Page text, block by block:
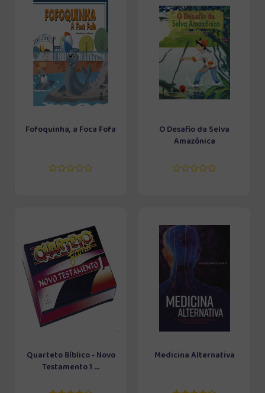
Fofoquinha, a Foca Fofa
O Desafio da Selva
Amazônica
Quarteto Bíblico - Novo
Testamento 1 ...
Medicina Alternativa